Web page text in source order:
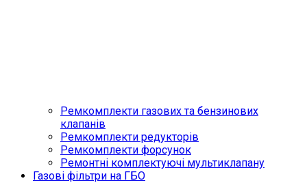
Ремкомплекти газових та бензинових
клапанів
Ремкомплекти редукторів
Ремкомплекти форсунок
Ремонтні комплектуючі мультиклапану
Газові фільтри на ГБО